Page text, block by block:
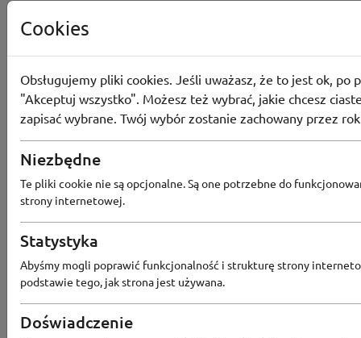
Popularne sklepy
MEDIA EXPERT
Cookies
Obsługujemy pliki cookies. Jeśli uważasz, że to jest ok, po
"Akceptuj wszystko". Możesz też wybrać, jakie chcesz
zapisać wybrane. Twój wybór zostanie zachowany przez
Niezbędne
Te pliki cookie nie są opcjonalne. Są one potrzebne do
strony internetowej.
Statystyka
Abyśmy mogli poprawić funkcjonalność i strukturę strony
podstawie tego, jak strona jest używana.
Doświadczenie